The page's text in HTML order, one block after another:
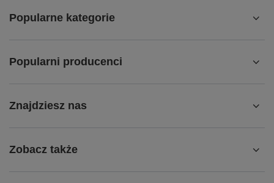
Popularne kategorie
Popularni producenci
Znajdziesz nas
Zobacz także